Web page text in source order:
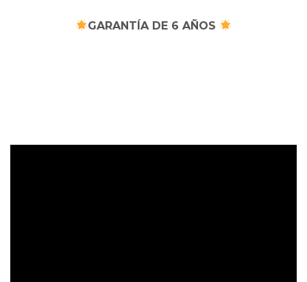
GARANTÍA DE 6 AÑOS